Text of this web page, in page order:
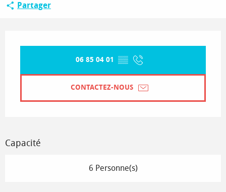
Partager
06 85 04 01 ▒▒
CONTACTEZ-NOUS
Capacité
6 Personne(s)